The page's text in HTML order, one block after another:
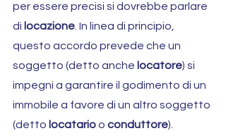
per essere precisi si dovrebbe parlare
di locazione . In linea di principio,
questo accordo prevede che un
soggetto (detto anche locatore) si
impegni a garantire il godimento di un
immobile a favore di un altro soggetto
(detto locatario o conduttore).